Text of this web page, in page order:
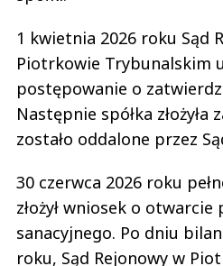
1 kwietnia 2026 roku Sąd
Piotrkowie Trybunalskim
postępowanie o
Następnie spółka złożyła
zostało oddalone przez
30 czerwca 2026 roku
złożył wniosek o
sanacyjnego. Po dniu
roku, Sąd Rejonowy w